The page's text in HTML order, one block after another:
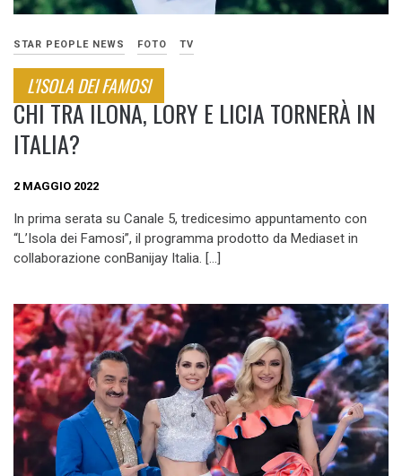
STAR PEOPLE NEWS FOTO TV
L'ISOLA DEI FAMOSI
CHI TRA ILONA, LORY E LICIA TORNERÀ IN
ITALIA?
2 MAGGIO 2022
In prima serata su Canale 5, tredicesimo appuntamento con
“L’Isola dei Famosi”, il programma prodotto da Mediaset in
collaborazione conBanijay Italia. […]